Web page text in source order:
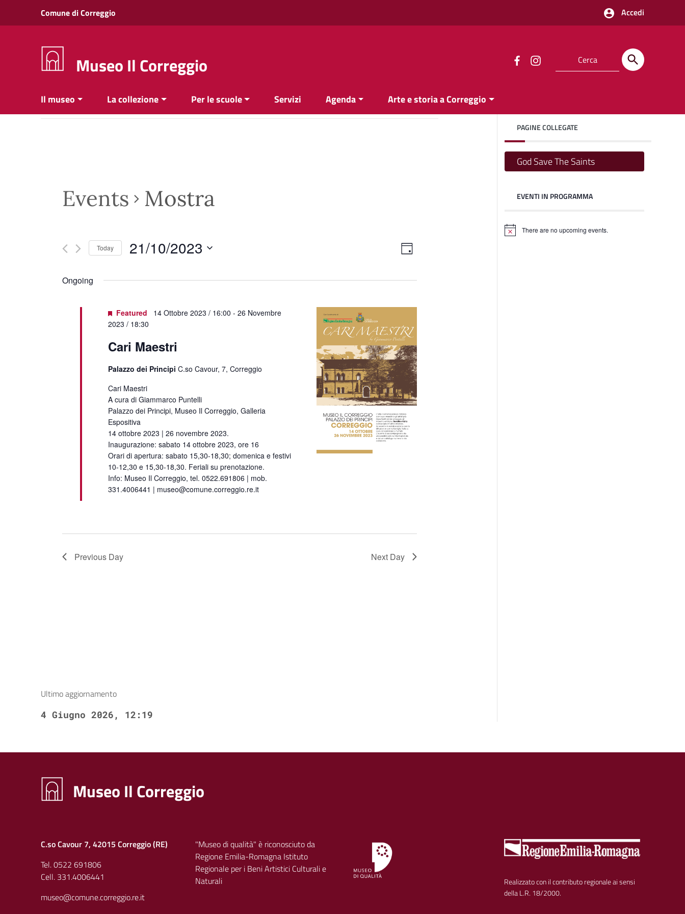
Vai ai contenuti
Vai al menu di navigazione
Comune di Correggio Accedi
Museo Il Correggio
Il museo La collezione Per le scuole Servizi Agenda Arte e storia a Correggio
Events Mostra
Views
Event
Views
Day
Today 21/10/2023
date.
Ongoing
Featured 14 Ottobre 2023 / 16:00 - 26 Novembre
2023 / 18:30
Cari Maestri
Palazzo dei Principi C.so Cavour, 7, Correggio
Cari Maestri
A cura di Giammarco Puntelli
Palazzo dei Principi, Museo Il Correggio, Galleria
Espositiva
14 ottobre 2023 | 26 novembre 2023.
Inaugurazione: sabato 14 ottobre 2023, ore 16
Orari di apertura: sabato 15,30-18,30; domenica e festivi
10-12,30 e 15,30-18,30. Feriali su prenotazione.
Info: Museo Il Correggio, tel. 0522.691806 | mob.
331.4006441 | museo@comune.correggio.re.it
Previous Day Next Day
Ultimo aggiornamento
4 Giugno 2026, 12:19
PAGINE COLLEGATE
God Save The Saints
EVENTI IN PROGRAMMA
There are no upcoming events.
Museo Il Correggio
C.so Cavour 7, 42015 Correggio (RE)
Tel. 0522 691806
Cell. 331.4006441
museo@comune.correggio.re.it
"Museo di qualità" è riconosciuto da
Regione Emilia-Romagna Istituto
Regionale per i Beni Artistici Culturali e
Naturali
Realizzato con il contributo regionale ai sensi
della L.R. 18/2000.